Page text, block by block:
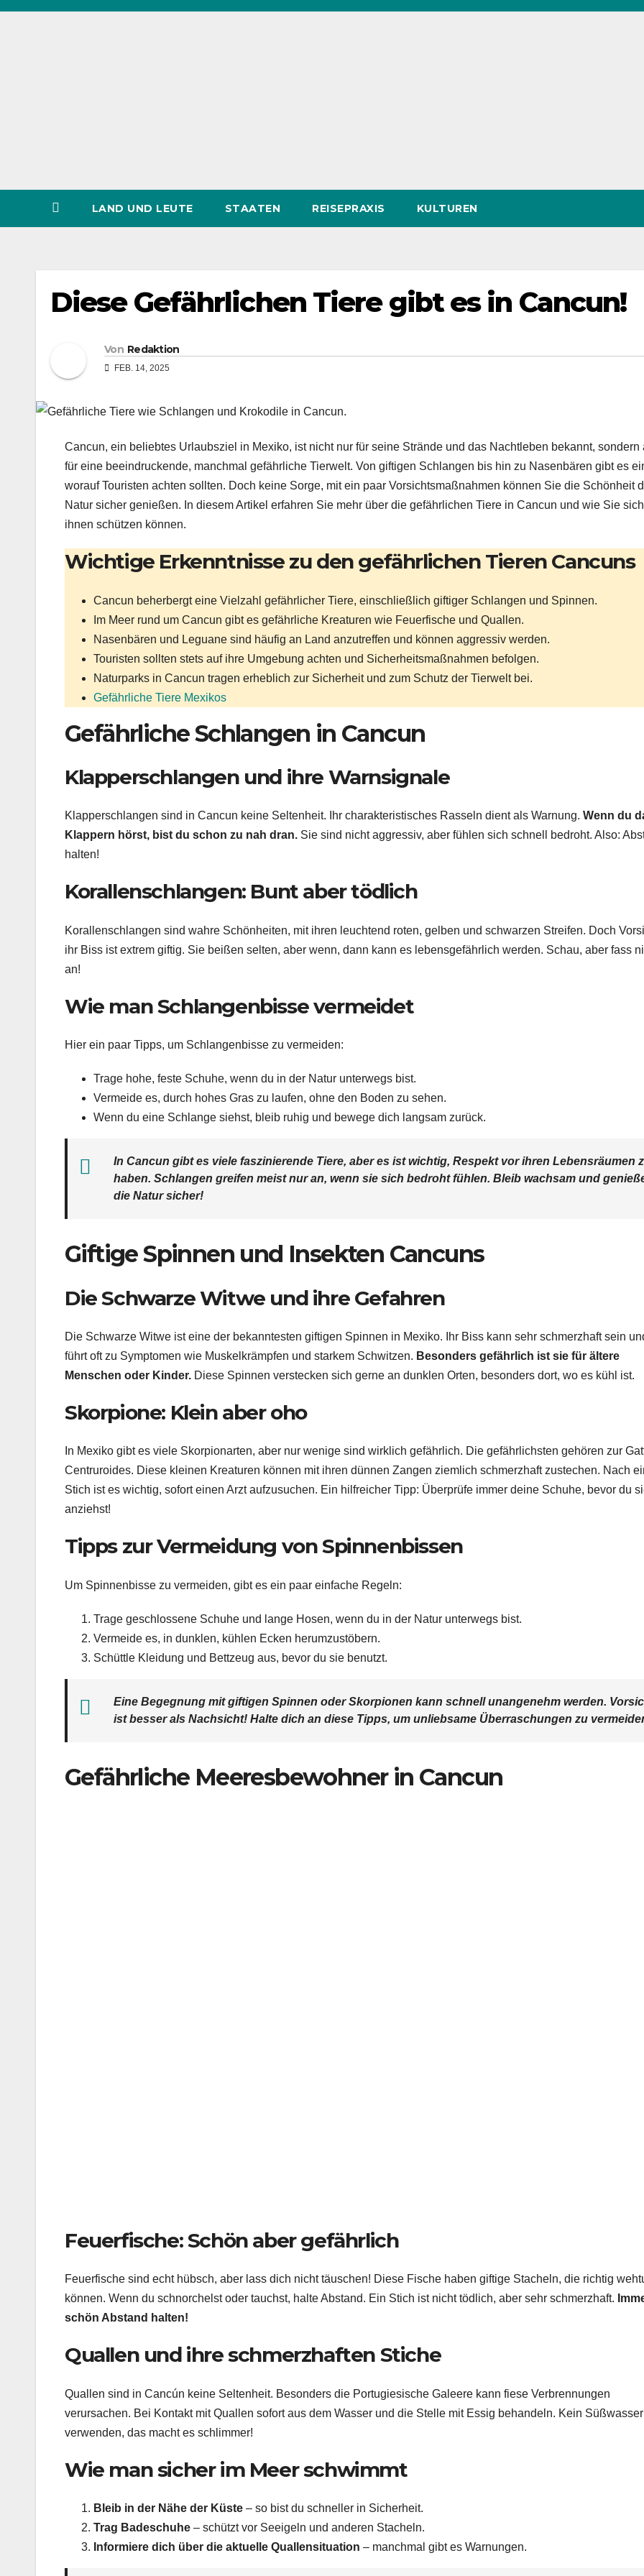
Zum
LAND UND LEUTE STAATEN REISEPRAXIS KULTUREN
Diese Gefährlichen Tiere gibt es in Cancun!
Von Redaktion
FEB. 14, 2025
Cancun, ein beliebtes Urlaubsziel in Mexiko, ist nicht nur für seine Strände und das Nachtleben bekannt, sondern
für eine beeindruckende, manchmal gefährliche Tierwelt. Von giftigen Schlangen bis hin zu Nasenbären gibt es
worauf Touristen achten sollten. Doch keine Sorge, mit ein paar Vorsichtsmaßnahmen können Sie die Schönheit
Natur sicher genießen. In diesem Artikel erfahren Sie mehr über die gefährlichen Tiere in Cancun und wie Sie
ihnen schützen können.
Wichtige Erkenntnisse zu den gefährlichen Tieren Cancuns
Cancun beherbergt eine Vielzahl gefährlicher Tiere, einschließlich giftiger Schlangen und Spinnen.
Im Meer rund um Cancun gibt es gefährliche Kreaturen wie Feuerfische und Quallen.
Nasenbären und Leguane sind häufig an Land anzutreffen und können aggressiv werden.
Touristen sollten stets auf ihre Umgebung achten und Sicherheitsmaßnahmen befolgen.
Naturparks in Cancun tragen erheblich zur Sicherheit und zum Schutz der Tierwelt bei.
Gefährliche Tiere Mexikos
Gefährliche Schlangen in Cancun
Klapperschlangen und ihre Warnsignale
Klapperschlangen sind in Cancun keine Seltenheit. Ihr charakteristisches Rasseln dient als Warnung. Wenn du
Klappern hörst, bist du schon zu nah dran. Sie sind nicht aggressiv, aber fühlen sich schnell bedroht. Also:
halten!
Korallenschlangen: Bunt aber tödlich
Korallenschlangen sind wahre Schönheiten, mit ihren leuchtend roten, gelben und schwarzen Streifen. Doch
ihr Biss ist extrem giftig. Sie beißen selten, aber wenn, dann kann es lebensgefährlich werden. Schau, aber fass
an!
Wie man Schlangenbisse vermeidet
Hier ein paar Tipps, um Schlangenbisse zu vermeiden:
Trage hohe, feste Schuhe, wenn du in der Natur unterwegs bist.
Vermeide es, durch hohes Gras zu laufen, ohne den Boden zu sehen.
Wenn du eine Schlange siehst, bleib ruhig und bewege dich langsam zurück.
In Cancun gibt es viele faszinierende Tiere, aber es ist wichtig, Respekt vor ihren Lebensräumen
haben. Schlangen greifen meist nur an, wenn sie sich bedroht fühlen. Bleib wachsam und
die Natur sicher!
Giftige Spinnen und Insekten Cancuns
Die Schwarze Witwe und ihre Gefahren
Die Schwarze Witwe ist eine der bekanntesten giftigen Spinnen in Mexiko. Ihr Biss kann sehr schmerzhaft sein
führt oft zu Symptomen wie Muskelkrämpfen und starkem Schwitzen. Besonders gefährlich ist sie für ältere
Menschen oder Kinder. Diese Spinnen verstecken sich gerne an dunklen Orten, besonders dort, wo es kühl ist.
Skorpione: Klein aber oho
In Mexiko gibt es viele Skorpionarten, aber nur wenige sind wirklich gefährlich. Die gefährlichsten gehören zur
Centruroides. Diese kleinen Kreaturen können mit ihren dünnen Zangen ziemlich schmerzhaft zustechen. Nach
Stich ist es wichtig, sofort einen Arzt aufzusuchen. Ein hilfreicher Tipp: Überprüfe immer deine Schuhe, bevor du
anziehst!
Tipps zur Vermeidung von Spinnenbissen
Um Spinnenbisse zu vermeiden, gibt es ein paar einfache Regeln:
Trage geschlossene Schuhe und lange Hosen, wenn du in der Natur unterwegs bist.
Vermeide es, in dunklen, kühlen Ecken herumzustöbern.
Schüttle Kleidung und Bettzeug aus, bevor du sie benutzt.
Eine Begegnung mit giftigen Spinnen oder Skorpionen kann schnell unangenehm werden.
ist besser als Nachsicht! Halte dich an diese Tipps, um unliebsame Überraschungen zu
Gefährliche Meeresbewohner in Cancun
Feuerfische: Schön aber gefährlich
Feuerfische sind echt hübsch, aber lass dich nicht täuschen! Diese Fische haben giftige Stacheln, die richtig
können. Wenn du schnorchelst oder tauchst, halte Abstand. Ein Stich ist nicht tödlich, aber sehr schmerzhaft.
schön Abstand halten!
Quallen und ihre schmerzhaften Stiche
Quallen sind in Cancún keine Seltenheit. Besonders die Portugiesische Galeere kann fiese Verbrennungen
verursachen. Bei Kontakt mit Quallen sofort aus dem Wasser und die Stelle mit Essig behandeln. Kein Süßwasser
verwenden, das macht es schlimmer!
Wie man sicher im Meer schwimmt
Bleib in der Nähe der Küste – so bist du schneller in Sicherheit.
Trag Badeschuhe – schützt vor Seeigeln und anderen Stacheln.
Informiere dich über die aktuelle Quallensituation – manchmal gibt es Warnungen.